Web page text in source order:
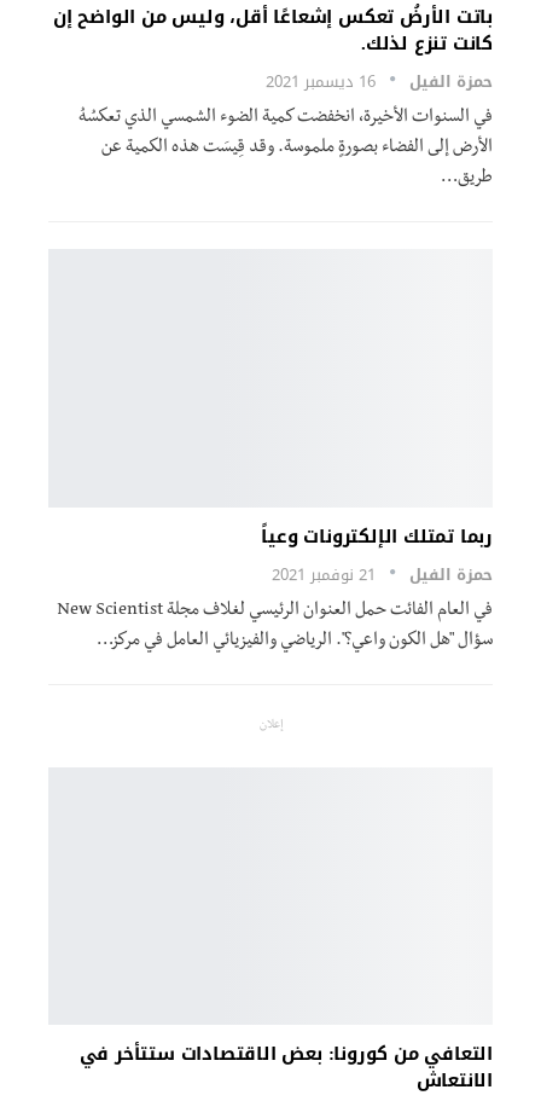
باتت الأرضُ تعكس إشعاعًا أقل، وليس من الواضح إن
كانت تنزع لذلك.
حمزة الفيل 16 ديسمبر 2021
في السنوات الأخيرة، انخفضت كمية الضوء الشمسي الذي تعكسُهُ
الأرض إلى الفضاء بصورةٍ ملموسة. وقد قِيسَت هذه الكمية عن
طريق…
ربما تمتلك الإلكترونات وعياً
حمزة الفيل 21 نوفمبر 2021
في العام الفائت حمل العنوان الرئيسي لغلاف مجلة New Scientist
سؤال "هل الكون واعي؟". الرياضي والفيزيائي العامل في مركز…
إعلان
التعافي من كورونا: بعض الاقتصادات ستتأخر في
الانتعاش